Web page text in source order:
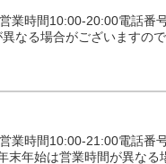
業時間10:00-20:00電話番
なる場合がございますの
業時間10:00-21:00電話番
年始は営業時間が異な